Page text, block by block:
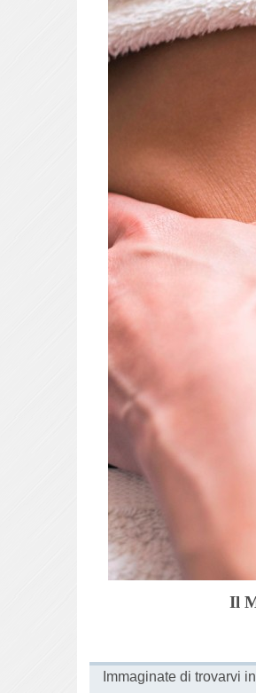
Il
Immaginate di trovarvi